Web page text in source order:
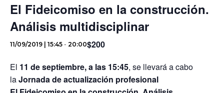
El Fideicomiso en la construcción.
Análisis multidisciplinar
11/09/2019 | 15:45 - 20:00$200
El 11 de septiembre, a las 15:45, se llevará a cabo
laJornada de actualización profesional